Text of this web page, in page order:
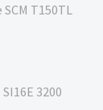
T150TL
3200